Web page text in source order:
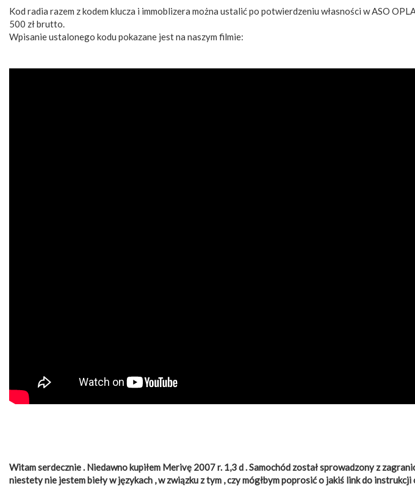
Kod radia razem z kodem klucza i immoblizera można ustalić po potwierdzeniu własności w ASO
500 zł brutto.
Wpisanie ustalonego kodu pokazane jest na naszym filmie:
Witam serdecznie . Niedawno kupiłem Merivę 2007 r. 1,3 d . Samochód został sprowadzony z
niestety nie jestem bieły w językach , w związku z tym , czy mógłbym poprosić o jakiś link do